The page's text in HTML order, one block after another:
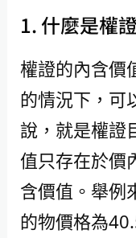
1. 什麼是權
權證的內含價
的情況下，可
說，就是權證
值只存在於價
含價值。舉例
的物價格為